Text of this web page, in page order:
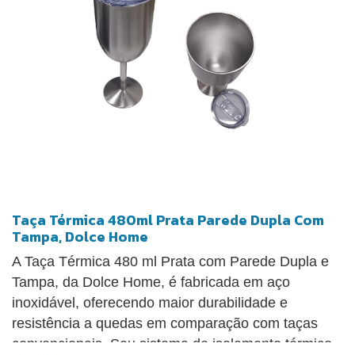
Taça Térmica 480ml Prata Parede Dupla Com
Tampa, Dolce Home
A Taça Térmica 480 ml Prata com Parede Dupla e
Tampa, da Dolce Home, é fabricada em aço
inoxidável, oferecendo maior durabilidade e
resistência a quedas em comparação com taças
convencionais. Seu sistema de isolamento térmico